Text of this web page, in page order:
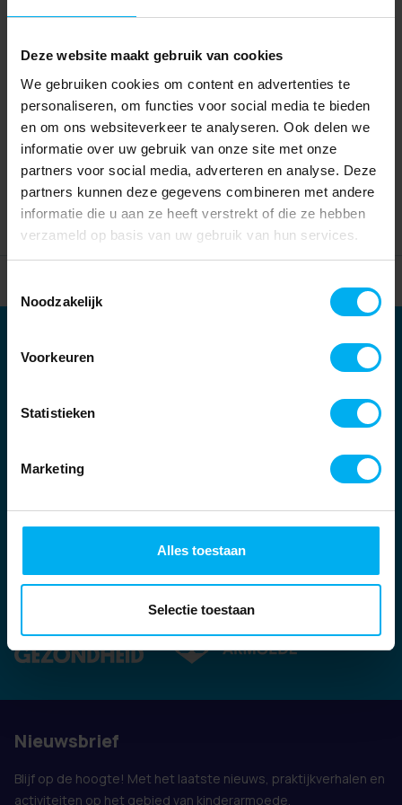
Deze website maakt gebruik van cookies
We gebruiken cookies om content en advertenties te
personaliseren, om functies voor social media te bieden
en om ons websiteverkeer te analyseren. Ook delen we
informatie over uw gebruik van onze site met onze
partners voor social media, adverteren en analyse. Deze
partners kunnen deze gegevens combineren met andere
informatie die u aan ze heeft verstrekt of die ze hebben
verzameld op basis van uw gebruik van hun services.
Noodzakelijk
Voorkeuren
Statistieken
Marketing
Alles toestaan
Selectie toestaan
Partners
Ook vertegenwoordigd door:
Nieuwsbrief
Blijf op de hoogte! Met het laatste nieuws, praktijkverhalen en
activiteiten op het gebied van kinderarmoede.